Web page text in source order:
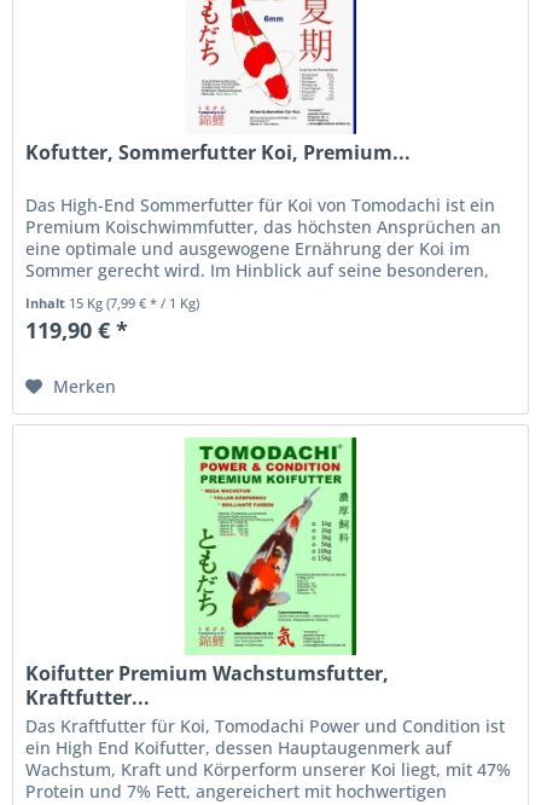
Kofutter, Sommerfutter Koi, Premium...
Das High-End Sommerfutter für Koi von Tomodachi ist ein
Premium Koischwimmfutter, das höchsten Ansprüchen an
eine optimale und ausgewogene Ernährung der Koi im
Sommer gerecht wird. Im Hinblick auf seine besonderen,
Inhalt 15 Kg(7,99 € * / 1 Kg)
119,90 € *
Merken
Koifutter Premium Wachstumsfutter,
Kraftfutter...
Das Kraftfutter für Koi, Tomodachi Power und Condition ist
ein High End Koifutter, dessen Hauptaugenmerk auf
Wachstum, Kraft und Körperform unserer Koi liegt, mit 47%
Protein und 7% Fett, angereichert mit hochwertigen